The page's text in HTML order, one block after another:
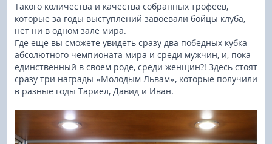
Такого количества и качества собранных трофеев,
которые за годы выступлений завоевали бойцы клуба,
нет ни в одном зале мира.
Где еще вы сможете увидеть сразу два победных кубка
абсолютного чемпионата мира и среди мужчин, и, пока
единственный в своем роде, среди женщин?! Здесь стоят
сразу три награды «Молодым Львам», которые получили
в разные годы Тариел, Давид и Иван.